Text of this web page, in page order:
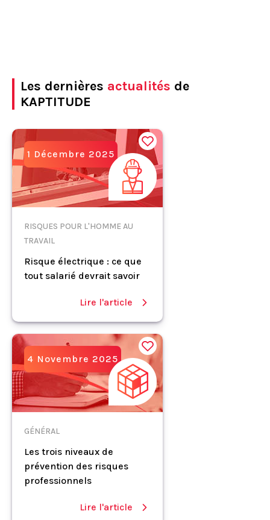
Les dernières actualités de
KAPTITUDE
1 Décembre 2025
RISQUES POUR L'HOMME AU
TRAVAIL
Risque électrique : ce que
tout salarié devrait savoir
Lire l'article
4 Novembre 2025
GÉNÉRAL
Les trois niveaux de
prévention des risques
professionnels
Lire l'article